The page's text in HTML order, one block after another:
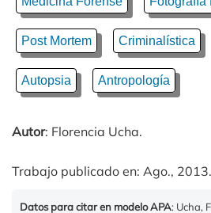
Post Mortem Criminalística
Autopsia Antropología
Autor: Florencia Ucha.
Trabajo publicado en: Ago., 2013.
Datos para citar en modelo APA: Ucha,